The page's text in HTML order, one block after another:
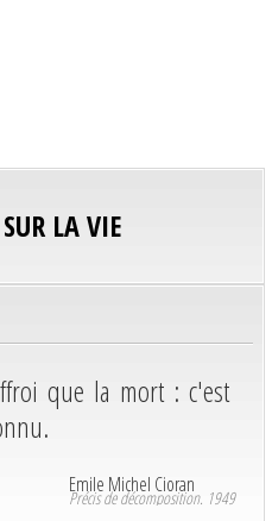
LA VIE
que la mort : c'est
Emile Michel Cioran
Précis de décomposition. 1949